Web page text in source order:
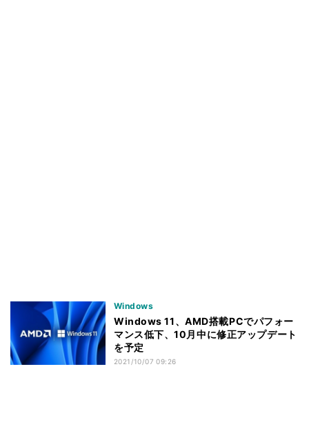
Windows
Windows 11、AMD搭載PCでパフォー
マンス低下、10月中に修正アップデート
を予定
2021/10/07 09:26